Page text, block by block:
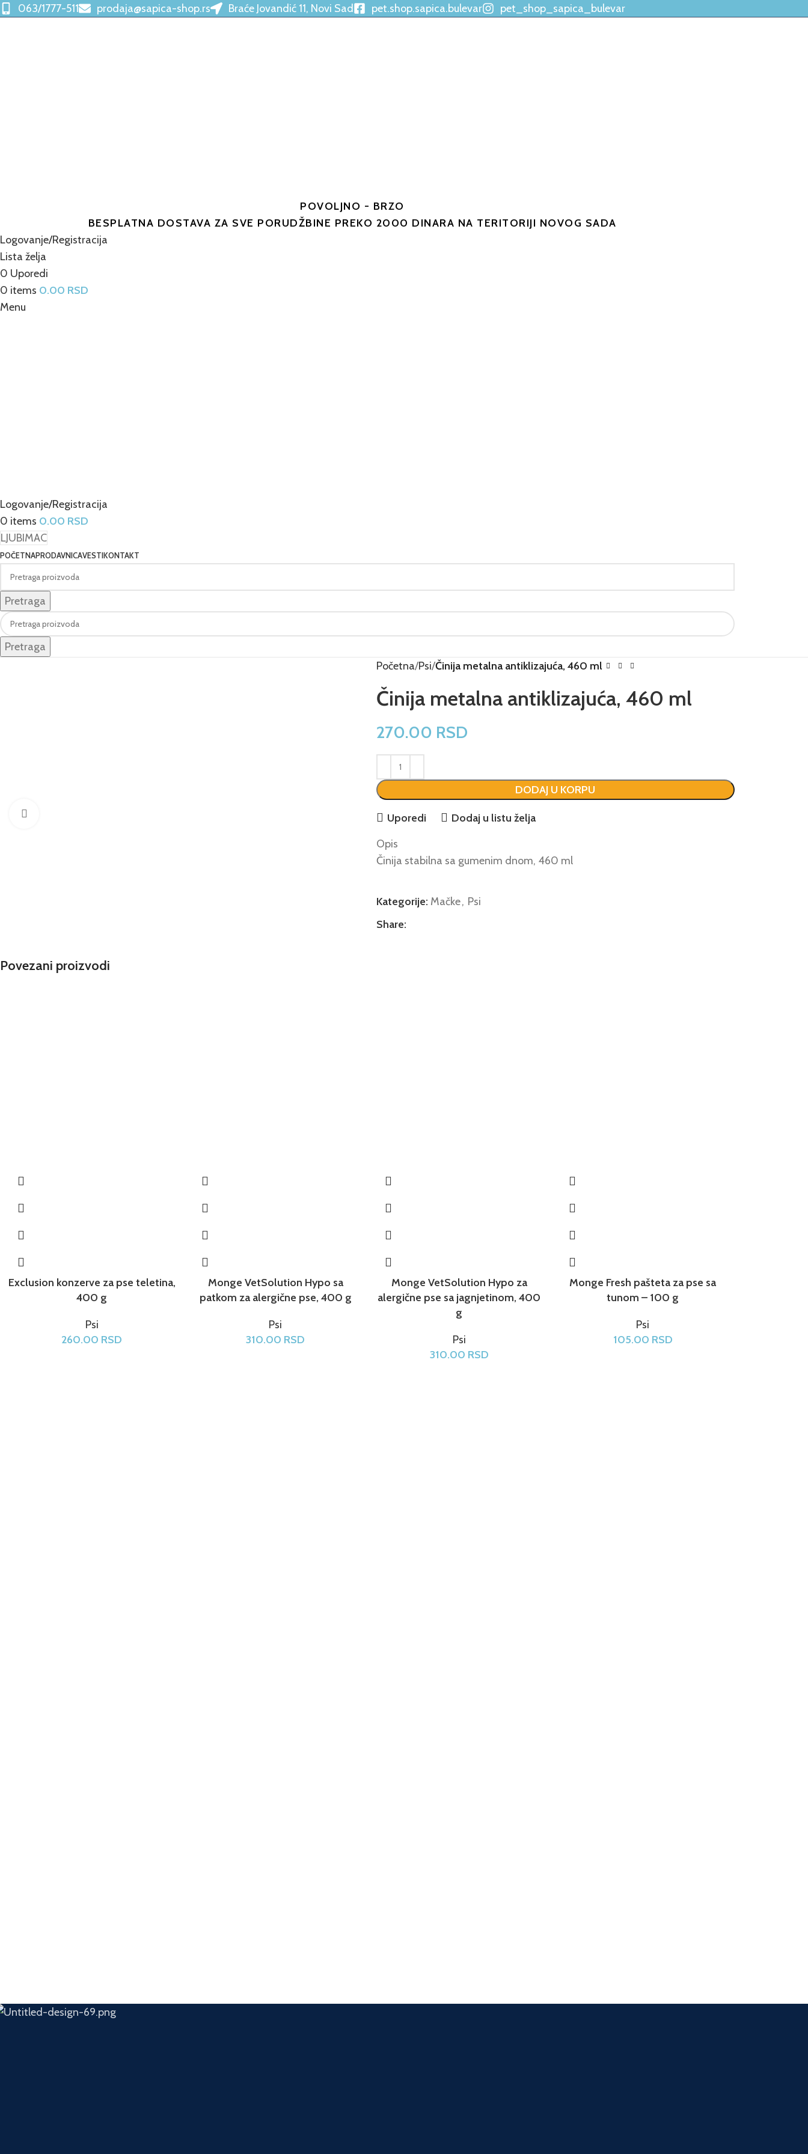
063/1777-511 prodaja@sapica-shop.rs Braće Jovandić 11, Novi Sad pet.shop.sapica.bulevar pet_shop_sapica_bulevar
POVOLJNO - BRZO
BESPLATNA DOSTAVA ZA SVE PORUDŽBINE PREKO 2000 DINARA NA TERITORIJI NOVOG SADA
Logovanje/Registracija
Lista želja
0 Uporedi
0 items 0.00 RSD
Menu
Logovanje/Registracija
0 items 0.00 RSD
LJUBIMAC
POČETNAPRODAVNICAVESTIKONTAKT
Pretraga
Pretraga
Početna Psi Činija metalna antiklizajuća, 460 ml
Činija metalna antiklizajuća, 460 ml
270.00 RSD
DODAJ U KORPU
Uporedi
Dodaj u listu želja
Opis
Činija stabilna sa gumenim dnom, 460 ml
Kategorije: Mačke, Psi
Share:
Povezani proizvodi
Exclusion konzerve za pse teletina,
400 g
Psi
260.00 RSD
Monge VetSolution Hypo sa
patkom za alergične pse, 400 g
Psi
310.00 RSD
Monge VetSolution Hypo za
alergične pse sa jagnjetinom, 400
g
Psi
310.00 RSD
Monge Fresh pašteta za pse sa
tunom – 100 g
Psi
105.00 RSD